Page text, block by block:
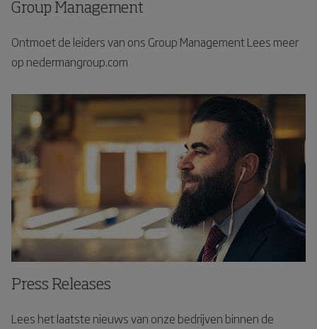
Group Management
Ontmoet de leiders van ons Group Management Lees meer
op nedermangroup.com
Press Releases
Lees het laatste nieuws van onze bedrijven binnen de